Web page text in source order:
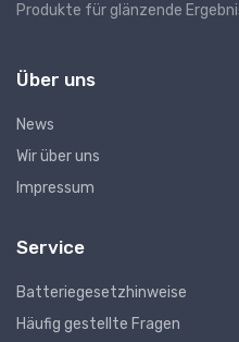
Produkte für glänzende
Über uns
News
Wir über uns
Impressum
Service
Batteriegesetzhinweise
Häufig gestellte Fragen